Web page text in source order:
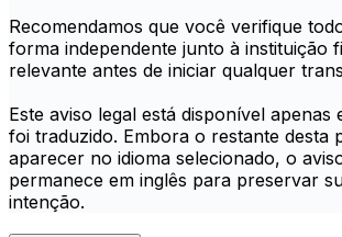
Recomendamos que você verifique
forma independente junto à instituição
relevante antes de iniciar qualquer
Este aviso legal está disponível apenas
foi traduzido. Embora o restante desta
aparecer no idioma selecionado, o
permanece em inglês para preservar
intenção.